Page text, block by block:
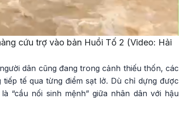
cứu trợ vào bản Huồi Tố 2 (Video: Hải
dân cũng đang trong cảnh thiếu thốn, các
tế qua từng điểm sạt lở. Dù chỉ dựng được
“cầu nối sinh mệnh” giữa nhân dân với hậu